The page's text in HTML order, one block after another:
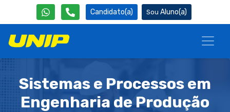
Candidato(a) Aluno(a)
Sistemas e Processos em
Engenharia de Produção